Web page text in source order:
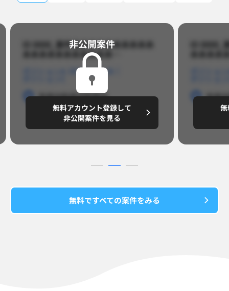
ID 8888_案件名あああああああああ
あああああああああああ…​
ポジションB
勤務地勤務地勤務地
～8,888,8888円/月
非公開案件​
無料アカウント登録して
非公開案件を見る
ID
勤務地
無料ですべての案件をみる